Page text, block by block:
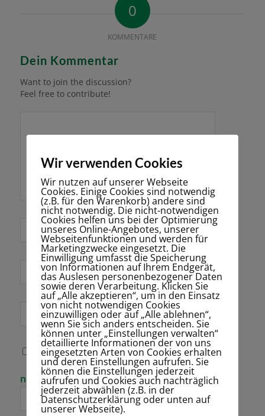
0
KOMMENTARE
Dein Kommentar
Want to join the discussion?
Feel free to contribute!
Name*
E-Mail-Adresse
*
Website
Name, E-Mail-
Adresse und
Website in
diesem Browser
für meinen
nächsten
Bitte gib eine
Antwort in
Ziffern ein:
neun − 7 =
Wir verwenden Cookies
Wir nutzen auf unserer Webseite
Cookies. Einige Cookies sind notwendig
(z.B. für den Warenkorb) andere sind
nicht notwendig. Die nicht-notwendigen
Cookies helfen uns bei der Optimierung
unseres Online-Angebotes, unserer
Webseitenfunktionen und werden für
Marketingzwecke eingesetzt. Die
Einwilligung umfasst die Speicherung
von Informationen auf Ihrem Endgerät,
das Auslesen personenbezogener Daten
sowie deren Verarbeitung. Klicken Sie
auf „Alle akzeptieren“, um in den Einsatz
von nicht notwendigen Cookies
einzuwilligen oder auf „Alle ablehnen“,
wenn Sie sich anders entscheiden. Sie
können unter „Einstellungen verwalten“
detaillierte Informationen der von uns
eingesetzten Arten von Cookies erhalten
und deren Einstellungen aufrufen. Sie
können die Einstellungen jederzeit
aufrufen und Cookies auch nachträglich
jederzeit abwählen (z.B. in der
Datenschutzerklärung oder unten auf
unserer Webseite).